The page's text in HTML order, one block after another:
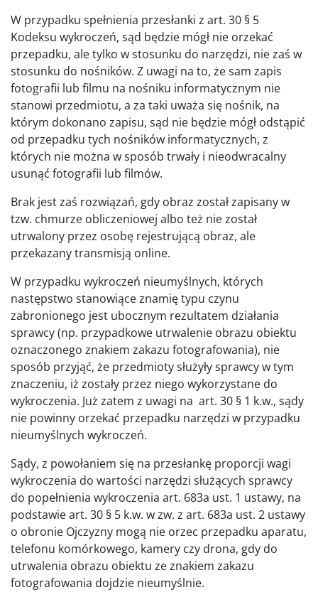
W przypadku spełnienia przesłanki z art. 30 § 5
Kodeksu wykroczeń, sąd będzie mógł nie orzekać
przepadku, ale tylko w stosunku do narzędzi, nie zaś w
stosunku do nośników. Z uwagi na to, że sam zapis
fotografii lub filmu na nośniku informatycznym nie
stanowi przedmiotu, a za taki uważa się nośnik, na
którym dokonano zapisu, sąd nie będzie mógł odstąpić
od przepadku tych nośników informatycznych, z
których nie można w sposób trwały i nieodwracalny
usunąć fotografii lub filmów.
Brak jest zaś rozwiązań, gdy obraz został zapisany w
tzw. chmurze obliczeniowej albo też nie został
utrwalony przez osobę rejestrującą obraz, ale
przekazany transmisją online.
W przypadku wykroczeń nieumyślnych, których
następstwo stanowiące znamię typu czynu
zabronionego jest ubocznym rezultatem działania
sprawcy (np. przypadkowe utrwalenie obrazu obiektu
oznaczonego znakiem zakazu fotografowania), nie
sposób przyjąć, że przedmioty służyły sprawcy w tym
znaczeniu, iż zostały przez niego wykorzystane do
wykroczenia. Już zatem z uwagi na art. 30 § 1 k.w., sądy
nie powinny orzekać przepadku narzędzi w przypadku
nieumyślnych wykroczeń.
Sądy, z powołaniem się na przesłankę proporcji wagi
wykroczenia do wartości narzędzi służących sprawcy
do popełnienia wykroczenia art. 683a ust. 1 ustawy, na
podstawie art. 30 § 5 k.w. w zw. z art. 683a ust. 2 ustawy
o obronie Ojczyzny mogą nie orzec przepadku aparatu,
telefonu komórkowego, kamery czy drona, gdy do
utrwalenia obrazu obiektu ze znakiem zakazu
fotografowania dojdzie nieumyślnie.